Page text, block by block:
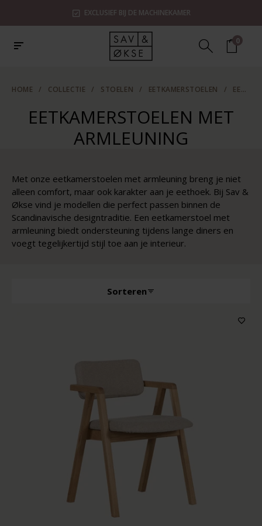
EXCLUSIEF BIJ DE MACHINEKAMER
0
HOME / COLLECTIE / STOELEN / EETKAMERSTOELEN / EETKAMERSTOELEN MET ARMLEUNING
EETKAMERSTOELEN MET
ARMLEUNING
Met onze eetkamerstoelen met armleuning breng je niet
alleen comfort, maar ook karakter aan je eethoek. Bij Sav &
Økse vind je modellen die perfect passen binnen de
Scandinavische designtraditie. Een eetkamerstoel met
armleuning biedt ondersteuning tijdens lange diners en
voegt tegelijkertijd stijl toe aan je interieur.
Sorteren
Kleur bekleding